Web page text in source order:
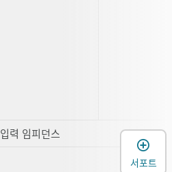
입력 임피던스
서포트